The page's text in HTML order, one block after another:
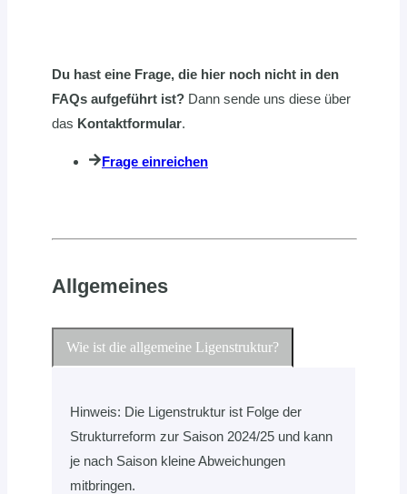
Du hast eine Frage, die hier noch nicht in den
FAQs aufgeführt ist? Dann sende uns diese über
das Kontaktformular.
Frage einreichen
Allgemeines
Wie ist die allgemeine Ligenstruktur?
Hinweis: Die Ligenstruktur ist Folge der
Strukturreform zur Saison 2024/25 und kann
je nach Saison kleine Abweichungen
mitbringen.